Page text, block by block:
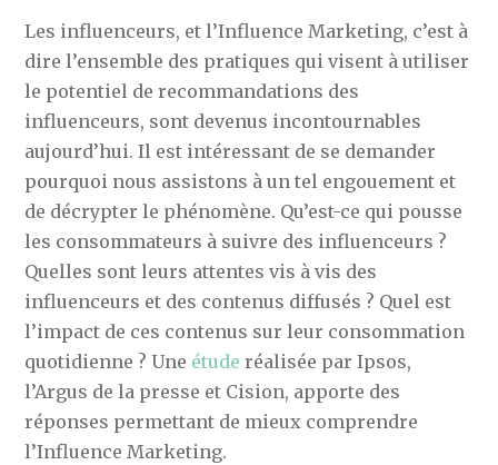
Les influenceurs, et l’Influence Marketing, c’est à
dire l’ensemble des pratiques qui visent à utiliser
le potentiel de recommandations des
influenceurs, sont devenus incontournables
aujourd’hui. Il est intéressant de se demander
pourquoi nous assistons à un tel engouement et
de décrypter le phénomène. Qu’est-ce qui pousse
les consommateurs à suivre des influenceurs ?
Quelles sont leurs attentes vis à vis des
influenceurs et des contenus diffusés ? Quel est
l’impact de ces contenus sur leur consommation
quotidienne ? Une étude réalisée par Ipsos,
l’Argus de la presse et Cision, apporte des
réponses permettant de mieux comprendre
l’Influence Marketing.